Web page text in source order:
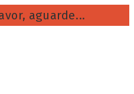
aguarde...